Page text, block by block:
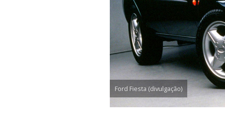
Ford Fiesta (divulgação)